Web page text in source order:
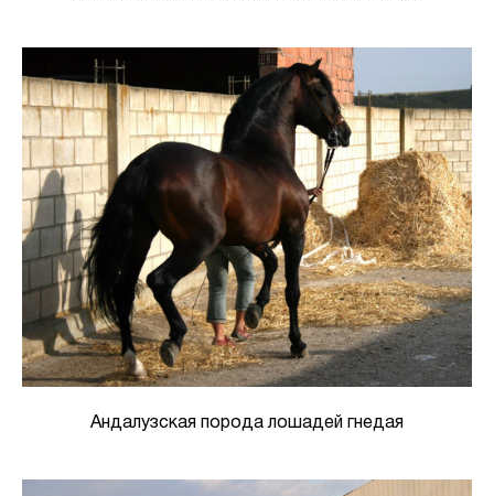
Андалузская порода лошадей гнедая